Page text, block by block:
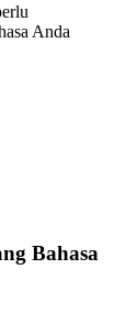
Anda
Bahasa